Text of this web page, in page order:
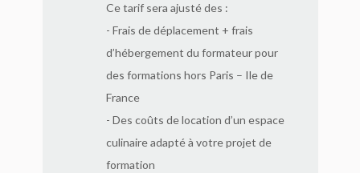
Ce tarif sera ajusté des :
- Frais de déplacement + frais
d’hébergement du formateur pour
des formations hors Paris – Ile de
France
- Des coûts de location d’un espace
culinaire adapté à votre projet de
formation